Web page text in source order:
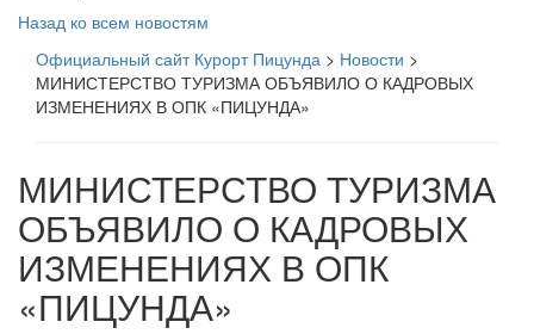
Назад ко всем новостям
Официальный сайт Курорт Пицунда > Новости >
МИНИСТЕРСТВО ТУРИЗМА ОБЪЯВИЛО О КАДРОВЫХ
ИЗМЕНЕНИЯХ В ОПК «ПИЦУНДА»
МИНИСТЕРСТВО ТУРИЗМА
ОБЪЯВИЛО О КАДРОВЫХ
ИЗМЕНЕНИЯХ В ОПК
«ПИЦУНДА»